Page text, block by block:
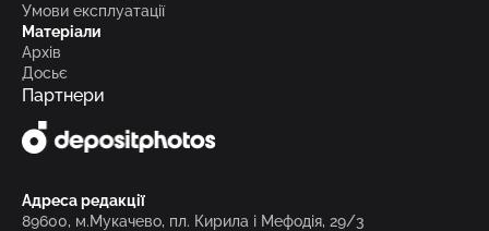
Умови експлуатації
Матеріали
Архів
Досьє
Партнери
Адреса редакції
89600, м.Мукачево, пл. Кирила і Мефодія, 29/3